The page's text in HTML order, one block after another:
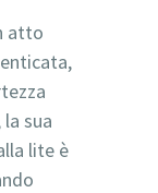
atto
sua
lite è